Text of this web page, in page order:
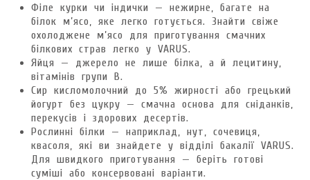
Філе курки чи індички — нежирне, багате на
білок м’ясо, яке легко готується. Знайти свіже
охолоджене м’ясо для приготування смачних
білкових страв легко у VARUS.
Яйця — джерело не лише білка, а й лецитину,
вітамінів групи B.
Сир кисломолочний до 5% жирності або грецький
йогурт без цукру — смачна основа для сніданків,
перекусів і здорових десертів.
Рослинні білки — наприклад, нут, сочевиця,
квасоля, які ви знайдете у відділі бакалії VARUS.
Для швидкого приготування — беріть готові
суміші або консервовані варіанти.